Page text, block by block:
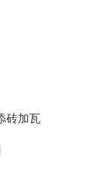
砖加瓦